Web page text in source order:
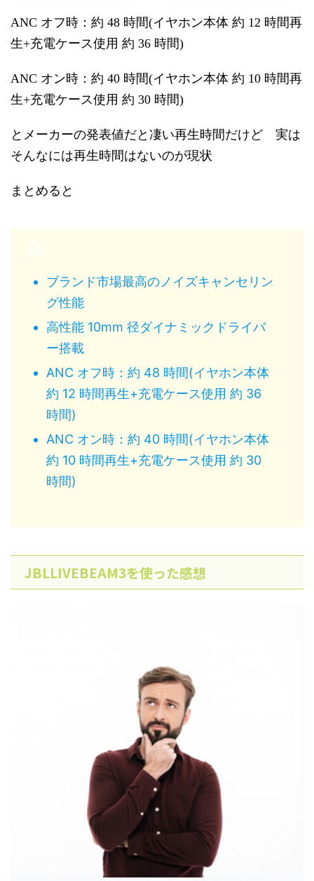
ANC オフ時：約 48 時間(イヤホン本体 約 12 時間再
生+充電ケース使用 約 36 時間)
ANC オン時：約 40 時間(イヤホン本体 約 10 時間再
生+充電ケース使用 約 30 時間)
とメーカーの発表値だと凄い再生時間だけど 実は
そんなには再生時間はないのが現状
まとめると
ブランド市場最高のノイズキャンセリン
グ性能
高性能 10mm 径ダイナミックドライバ
ー搭載
ANC オフ時：約 48 時間(イヤホン本体
約 12 時間再生+充電ケース使用 約 36
時間)
ANC オン時：約 40 時間(イヤホン本体
約 10 時間再生+充電ケース使用 約 30
時間)
JBLLIVEBEAM3を使った感想